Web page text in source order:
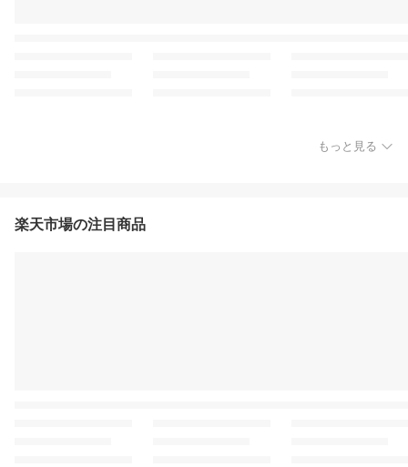
もっと見る
楽天市場の注目商品